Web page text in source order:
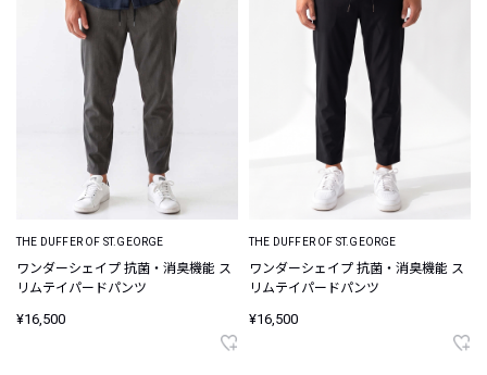
THE DUFFER OF ST.GEORGE
ワンダーシェイプ 抗菌・消臭機能 ス
リムテイパードパンツ
¥16,500
THE DUFFER OF ST.GEORGE
ワンダーシェイプ 抗菌・消臭機能 ス
リムテイパードパンツ
¥16,500